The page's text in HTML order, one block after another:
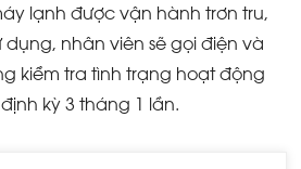
lạnh được vận hành trơn tru,
dụng, nhân viên sẽ gọi điện và
kiểm tra tình trạng hoạt động
kỳ 3 tháng 1 lần.